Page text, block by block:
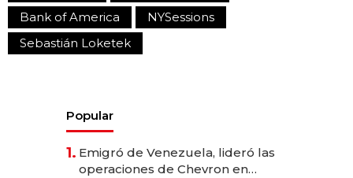
Bank of America
NYSessions
Sebastián Loketek
Popular
1. Emigró de Venezuela, lideró las
operaciones de Chevron en